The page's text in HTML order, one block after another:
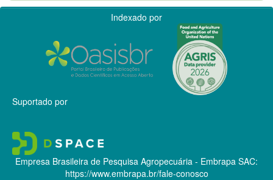
Indexado por
Suportado por
Empresa Brasileira de Pesquisa Agropecuária - Embrapa SAC:
https://www.embrapa.br/fale-conosco